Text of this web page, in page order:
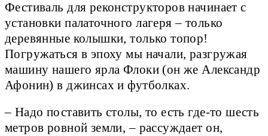
Фестиваль для реконструкторов начинает с
установки палаточного лагеря – только
деревянные колышки, только топор!
Погружаться в эпоху мы начали, разгружая
машину нашего ярла Флоки (он же Александр
Афонин) в джинсах и футболках.
– Надо поставить столы, то есть где-то шесть
метров ровной земли, – рассуждает он,